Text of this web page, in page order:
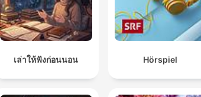
เล่าให้ฟังก่อนนอน Hörspiel